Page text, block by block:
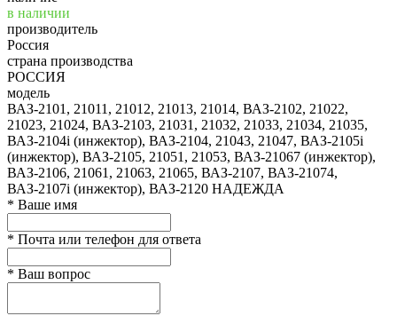
в наличии
производитель
Россия
страна производства
РОССИЯ
модель
ВАЗ-2101, 21011, 21012, 21013, 21014, ВАЗ-2102, 21022,
21023, 21024, ВАЗ-2103, 21031, 21032, 21033, 21034, 21035,
ВАЗ-2104i (инжектор), ВАЗ-2104, 21043, 21047, ВАЗ-2105i
(инжектор), ВАЗ-2105, 21051, 21053, ВАЗ-21067 (инжектор),
ВАЗ-2106, 21061, 21063, 21065, ВАЗ-2107, ВАЗ-21074,
ВАЗ-2107i (инжектор), ВАЗ-2120 НАДЕЖДА
* Ваше имя
* Почта или телефон для ответа
* Ваш вопрос